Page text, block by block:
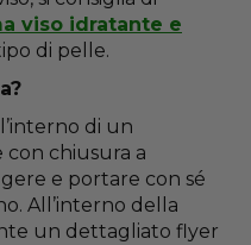
viso idratante e
di pelle.
di un
chiusura a
e portare con sé
All’interno della
un dettagliato flyer